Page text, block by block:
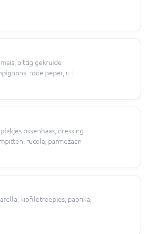
pittig gekruide
rode peper, u i
ossenhaas, dressing
rucola, parmezaan
kipfiletreepjes, paprika,